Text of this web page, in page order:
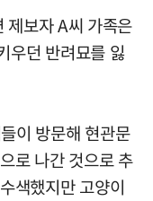
보자 A씨 가족은
우던 반려묘를 잃
이 방문해 현관문
로 나간 것으로 추
색했지만 고양이